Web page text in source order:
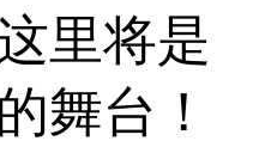
里将是
舞台！